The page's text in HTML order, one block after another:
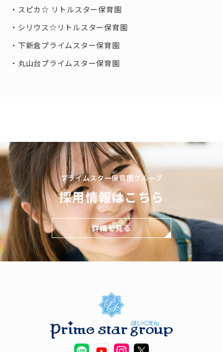
スピカ☆ リトルスター保育園
シリウス☆リトルスター保育園
下新倉プライムスター保育園
丸山台プライムスター保育園
プライムスター保育園グループ
採用情報はこちら
詳細を見る